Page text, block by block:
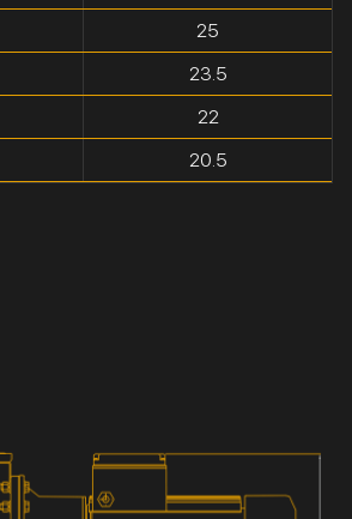
25
23.5
22
20.5